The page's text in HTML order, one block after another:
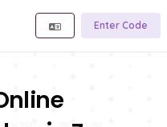
Enter Code